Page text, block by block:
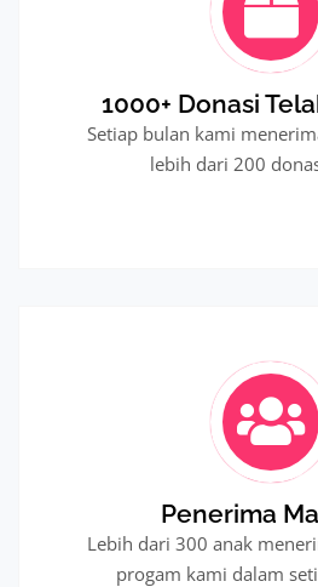
1000+ Donasi
Setiap bulan kami
lebih dari 200
Penerima
Lebih dari 300 anak
progam kami dalam